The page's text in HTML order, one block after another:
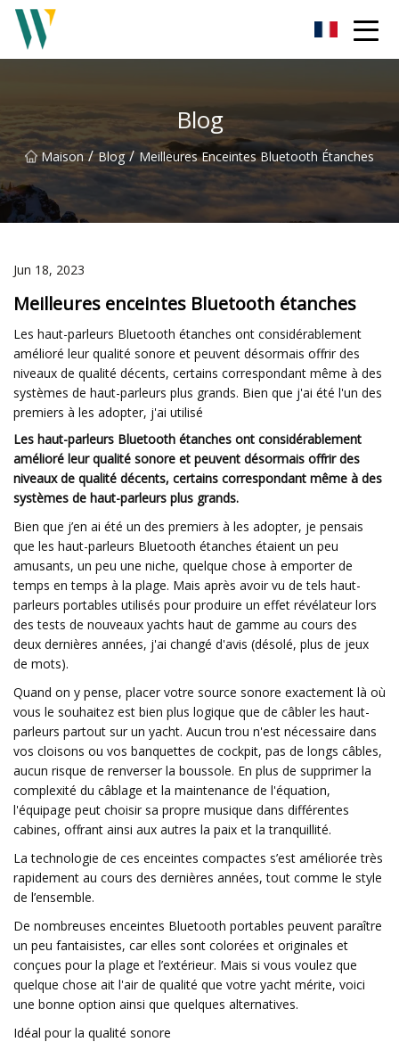
Blog
Maison / Blog / Meilleures Enceintes Bluetooth Étanches
Jun 18, 2023
Meilleures enceintes Bluetooth étanches
Les haut-parleurs Bluetooth étanches ont considérablement
amélioré leur qualité sonore et peuvent désormais offrir des
niveaux de qualité décents, certains correspondant même à des
systèmes de haut-parleurs plus grands. Bien que j'ai été l'un des
premiers à les adopter, j'ai utilisé
Les haut-parleurs Bluetooth étanches ont considérablement
amélioré leur qualité sonore et peuvent désormais offrir des
niveaux de qualité décents, certains correspondant même à des
systèmes de haut-parleurs plus grands.
Bien que j’en ai été un des premiers à les adopter, je pensais
que les haut-parleurs Bluetooth étanches étaient un peu
amusants, un peu une niche, quelque chose à emporter de
temps en temps à la plage. Mais après avoir vu de tels haut-
parleurs portables utilisés pour produire un effet révélateur lors
des tests de nouveaux yachts haut de gamme au cours des
deux dernières années, j'ai changé d'avis (désolé, plus de jeux
de mots).
Quand on y pense, placer votre source sonore exactement là où
vous le souhaitez est bien plus logique que de câbler les haut-
parleurs partout sur un yacht. Aucun trou n'est nécessaire dans
vos cloisons ou vos banquettes de cockpit, pas de longs câbles,
aucun risque de renverser la boussole. En plus de supprimer la
complexité du câblage et la maintenance de l'équation,
l'équipage peut choisir sa propre musique dans différentes
cabines, offrant ainsi aux autres la paix et la tranquillité.
La technologie de ces enceintes compactes s’est améliorée très
rapidement au cours des dernières années, tout comme le style
de l’ensemble.
De nombreuses enceintes Bluetooth portables peuvent paraître
un peu fantaisistes, car elles sont colorées et originales et
conçues pour la plage et l’extérieur. Mais si vous voulez que
quelque chose ait l'air de qualité que votre yacht mérite, voici
une bonne option ainsi que quelques alternatives.
Idéal pour la qualité sonore